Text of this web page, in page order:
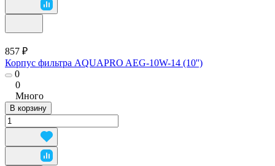
857 ₽
Корпус фильтра AQUAPRO AEG-10W-14 (10'')
0
0
Много
В корзину